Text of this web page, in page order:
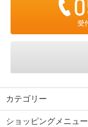
カテゴリー
ショッピングメニュー